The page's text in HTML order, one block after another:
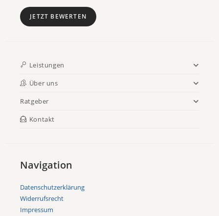
JETZT BEWERTEN
Leistungen
Über uns
Ratgeber
Kontakt
Navigation
Datenschutzerklärung
Widerrufsrecht
Impressum